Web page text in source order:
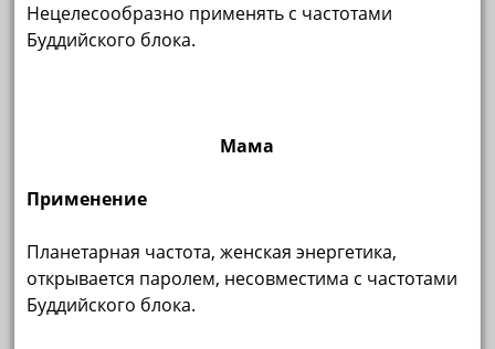
Нецелесообразно применять с частотами
Буддийского блока.
Мама
Применение
Планетарная частота, женская энергетика,
открывается паролем, несовместима с частотами
Буддийского блока.